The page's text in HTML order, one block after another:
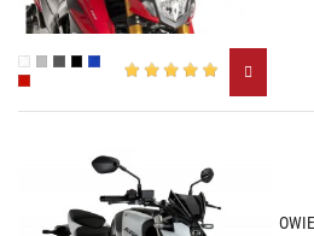
Przezroczysty (W)
Lekko przyciemniany (H)
Mocno przyciemniany (F)
Czarny (N)
Niebieski (A)
Czerwony (R)